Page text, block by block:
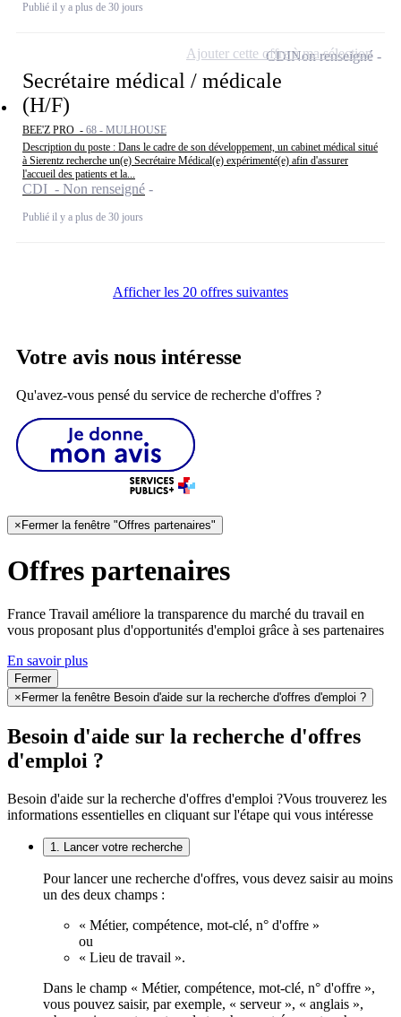
Publié il y a plus de 30 jours
Secrétaire médical / médicale
(H/F)
BEE'Z PRO - 68 - MULHOUSE
Description du poste : Dans le cadre de son développement, un cabinet médical situé
à Sierentz recherche un(e) Secrétaire Médical(e) expérimenté(e) afin d'assurer
l'accueil des patients et la...
CDI - Non renseigné
Publié il y a plus de 30 jours
CDINon renseigné
Ajouter cette offre à ma sélection
Afficher les 20 offres suivantes
Votre avis nous intéresse
Qu'avez-vous pensé du service de recherche d'offres ?
× Fermer la fenêtre "Offres partenaires"
Offres partenaires
France Travail améliore la transparence du marché du travail en
vous proposant plus d'opportunités d'emploi grâce à ses partenaires
En savoir plus
Fermer
× Fermer la fenêtre Besoin d'aide sur la recherche d'offres d'emploi ?
Besoin d'aide sur la recherche d'offres
d'emploi ?
Besoin d'aide sur la recherche d'offres d'emploi ?Vous trouverez les
informations essentielles en cliquant sur l'étape qui vous intéresse
1. Lancer votre recherche
Pour lancer une recherche d'offres, vous devez saisir au moins
un des deux champs :
« Métier, compétence, mot-clé, n° d'offre »
ou
« Lieu de travail ».
Dans le champ « Métier, compétence, mot-clé, n° d'offre »,
vous pouvez saisir, par exemple, « serveur », « anglais »,